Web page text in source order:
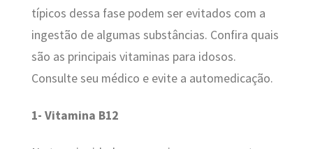
típicos dessa fase podem ser evitados com a
ingestão de algumas substâncias. Confira quais
são as principais vitaminas para idosos.
Consulte seu médico e evite a automedicação.
1- Vitamina B12